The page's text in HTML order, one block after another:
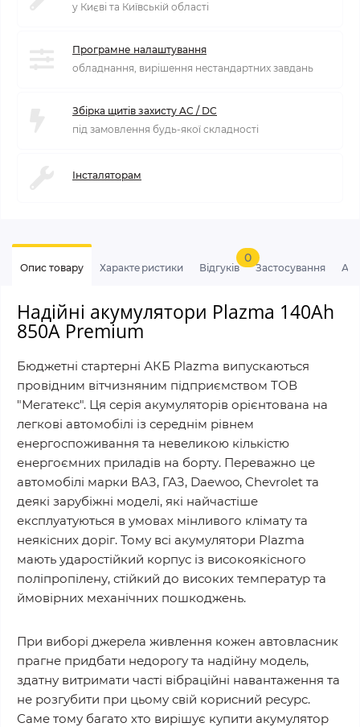
у Києві та Київській області
Програмне налаштування
обладнання, вирішення нестандартних завдань
Збірка щитів захисту AC / DC
під замовлення будь-якої складності
Інсталяторам
Опис товару Характеристики Відгуків
0
Застосування
Надійні акумулятори Plazma 140Ah
850A Premium
Бюджетні стартерні АКБ Plazma випускаються
провідним вітчизняним підприємством ТОВ
"Мегатекс". Ця серія акумуляторів орієнтована на
легкові автомобілі із середнім рівнем
енергоспоживання та невеликою кількістю
енергоємних приладів на борту. Переважно це
автомобілі марки ВАЗ, ГАЗ, Daewoo, Chevrolet та
деякі зарубіжні моделі, які найчастіше
експлуатуються в умовах мінливого клімату та
неякісних доріг. Тому всі акумулятори Plazma
мають ударостійкий корпус із високоякісного
поліпропілену, стійкий до високих температур та
ймовірних механічних пошкоджень.
При виборі джерела живлення кожен автовласник
прагне придбати недорогу та надійну модель,
здатну витримати часті вібраційні навантаження та
не розгубити при цьому свій корисний ресурс.
Саме тому багато хто вирішує купити акумулятор